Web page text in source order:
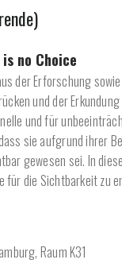
no Choice
der Erforschung
und der
und für
sie aufgrund ihrer
gewesen sei. In
für die Sichtbarkeit zu
Raum K31